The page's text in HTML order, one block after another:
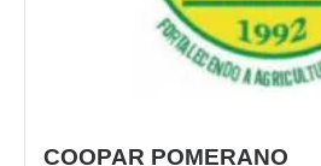
COOPAR POMERANO